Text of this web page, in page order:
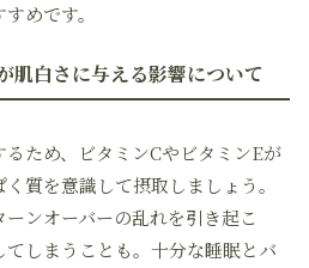
めです。
肌白さに与える影響について
ため、ビタミンCやビタミンEが
質を意識して摂取しましょう。
ンオーバーの乱れを引き起こ
しまうことも。十分な睡眠とバ